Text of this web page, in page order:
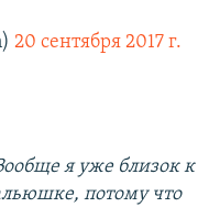
20 сентября 2017 г.
я уже близок к
потому что